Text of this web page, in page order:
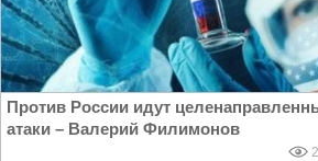
Против России идут
атаки – Валерий Филимонов